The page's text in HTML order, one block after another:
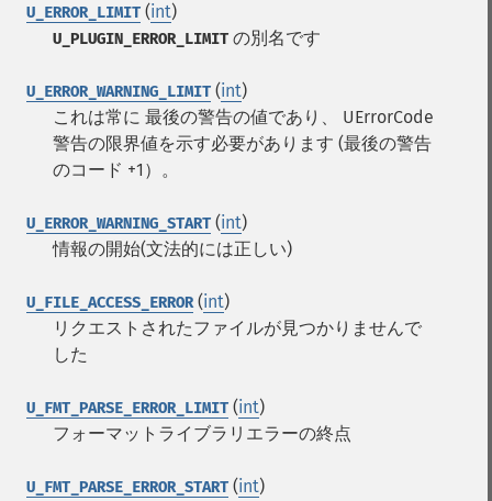
U_ERROR_LIMIT (int)
U_PLUGIN_ERROR_LIMIT の別名です
U_ERROR_WARNING_LIMIT (int)
これは常に 最後の警告の値であり、 UErrorCode
警告の限界値を示す必要があります (最後の警告
のコード +1）。
U_ERROR_WARNING_START (int)
情報の開始(文法的には正しい)
U_FILE_ACCESS_ERROR(int)
リクエストされたファイルが見つかりませんで
した
U_FMT_PARSE_ERROR_LIMIT (int)
フォーマットライブラリエラーの終点
U_FMT_PARSE_ERROR_START (int)